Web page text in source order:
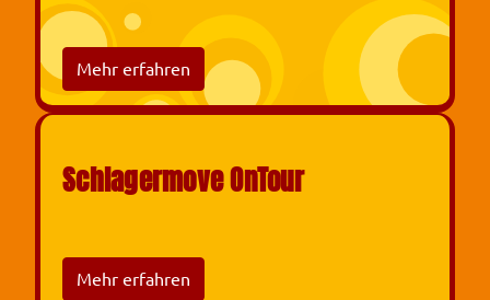
Mehr erfahren
Schlagermove OnTour
Mehr erfahren